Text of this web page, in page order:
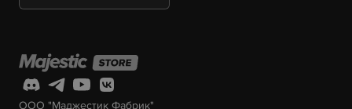
ООО "Маджестик Фабрик"